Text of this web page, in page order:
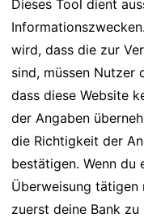
Dieses Tool dient
wird, dass die zur
sind, müssen Nutzer
dass diese Website
der Angaben
die Richtigkeit der
bestätigen. Wenn
Überweisung tätigen
zuerst deine Bank